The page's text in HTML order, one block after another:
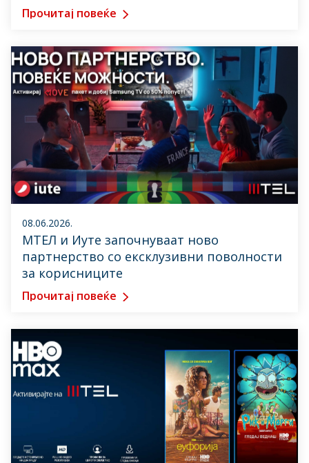
Прочитај повеќе
08.06.2026.
МТЕЛ и Иуте започнуваат ново
партнерство со ексклузивни поволности
за корисниците
Прочитај повеќе